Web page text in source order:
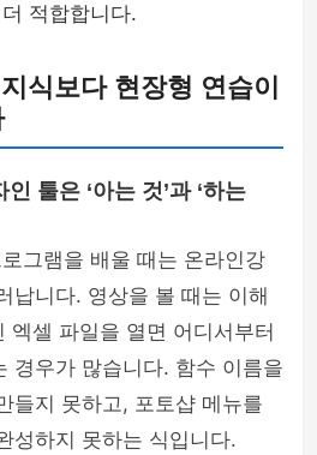
적합합니다.
식보다 현장형 연습이
툴은 ‘아는 것’과 ‘하는
그램을 배울 때는 온라인강
납니다. 영상을 볼 때는 이해
엑셀 파일을 열면 어디서부터
경우가 많습니다. 함수 이름을
들지 못하고, 포토샵 메뉴를
성하지 못하는 식입니다.